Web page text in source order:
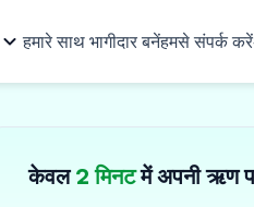
बुनियादी ढांचा
हमारे साथ भागीदार बनेंहमसे संपर्क करें
केवल2 मिनटमें अपनी ऋण